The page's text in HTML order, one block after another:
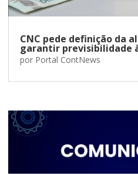
CNC pede definição da
garantir previsibilidade
por Portal ContNews